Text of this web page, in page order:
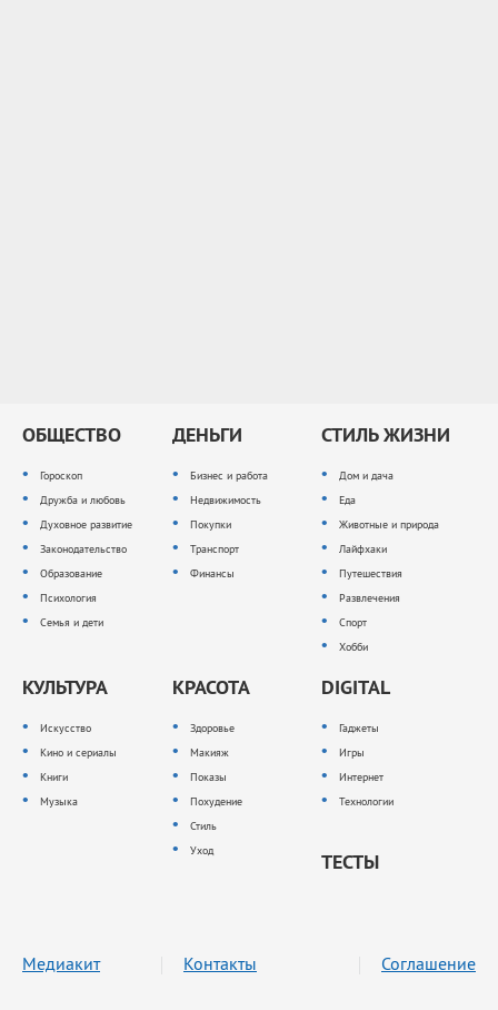
ОБЩЕСТВО
Гороскоп
Дружба и любовь
Духовное развитие
Законодательство
Образование
Психология
Семья и дети
ДЕНЬГИ
Бизнес и работа
Недвижимость
Покупки
Транспорт
Финансы
СТИЛЬ ЖИЗНИ
Дом и дача
Еда
Животные и природа
Лайфхаки
Путешествия
Развлечения
Спорт
Хобби
КУЛЬТУРА
Искусство
Кино и сериалы
Книги
Музыка
КРАСОТА
Здоровье
Макияж
Показы
Похудение
Стиль
Уход
DIGITAL
Гаджеты
Игры
Интернет
Технологии
ТЕСТЫ
Медиакит Контакты Соглашение